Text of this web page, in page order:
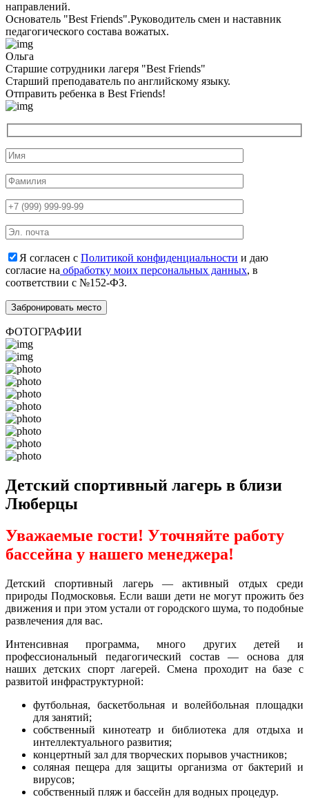
направлений.
Основатель "Best Friends".Руководитель смен и наставник
педагогического состава вожатых.
Ольга
Старшие сотрудники лагеря "Best Friends"
Cтарший преподаватель по английскому языку.
Отправить ребенка в Best Friends!
Я согласен с Политикой конфиденциальности и даю
согласие на обработку моих персональных данных, в
соответствии с №152-ФЗ.
ФОТОГРАФИИ
Детский спортивный лагерь в близи
Люберцы
Уважаемые гости! Уточняйте работу
бассейна у нашего менеджера!
Детский спортивный лагерь — активный отдых среди
природы Подмосковья. Если ваши дети не могут прожить без
движения и при этом устали от городского шума, то подобные
развлечения для вас.
Интенсивная программа, много других детей и
профессиональный педагогический состав — основа для
наших детских спорт лагерей. Смена проходит на базе с
развитой инфраструктурной:
футбольная, баскетбольная и волейбольная площадки
для занятий;
собственный кинотеатр и библиотека для отдыха и
интеллектуального развития;
концертный зал для творческих порывов участников;
соляная пещера для защиты организма от бактерий и
вирусов;
собственный пляж и бассейн для водных процедур.